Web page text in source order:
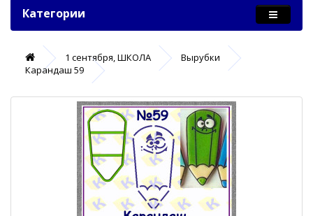
Категории
1 сентября, ШКОЛА
Вырубки
Карандаш 59